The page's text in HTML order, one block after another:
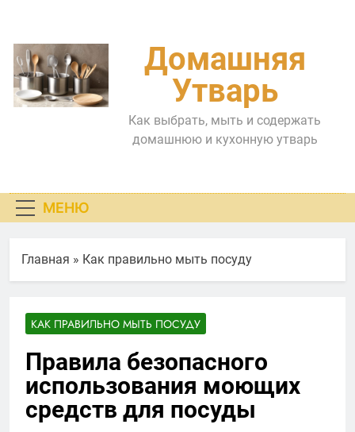
содержимому
Домашняя
Утварь
Как выбрать, мыть и содержать
домашнюю и кухонную утварь
МЕНЮ
Главная » Как правильно мыть посуду
КАК ПРАВИЛЬНО МЫТЬ ПОСУДУ
Правила безопасного
использования моющих
средств для посуды